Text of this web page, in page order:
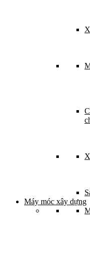
Máy móc xây dựng